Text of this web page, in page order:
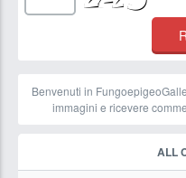
Benvenuti in
immagini e ricevere
ALL